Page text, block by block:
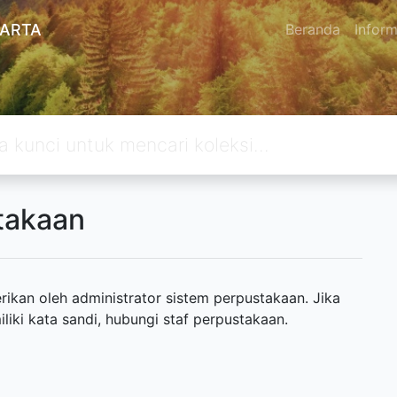
Beranda
oleh administrator sistem perpustakaan. Jika
kata sandi, hubungi staf perpustakaan.